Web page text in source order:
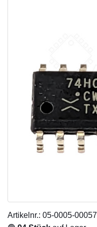
Artikelnr.: 05-0005-00057